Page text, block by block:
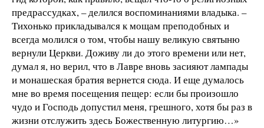
предрассудках, – делился воспоминаниями владыка. –
Тихонько прикладывался к мощам преподобных и
всегда молился о том, чтобы нашу великую святыню
вернули Церкви. Доживу ли до этого времени или нет,
думал я, но верил, что в Лавре вновь засияют лампады
и монашеская братия вернется сюда. И еще думалось
мне во время посещения пещер: если бы произошло
чудо и Господь допустил меня, грешного, хотя бы раз в
жизни отслужить здесь Божественную литургию…»